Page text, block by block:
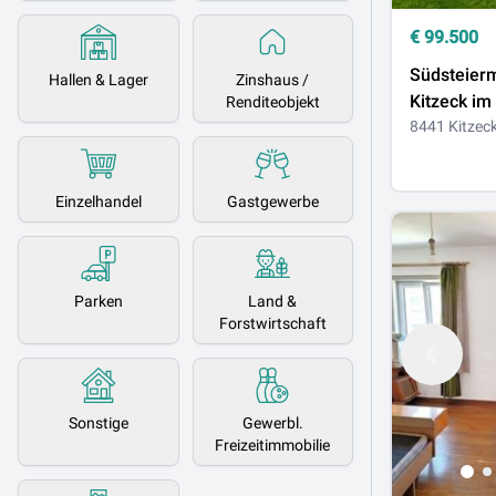
Hallen & Lager
Zinshaus /
Renditeobjekt
Einzelhandel Gastgewerbe
Parken
Land &
Forstwirtschaft
Sonstige
Gewerbl.
Freizeitimmobilie
€ 99.500
Kitzeck im
tolles,
8441